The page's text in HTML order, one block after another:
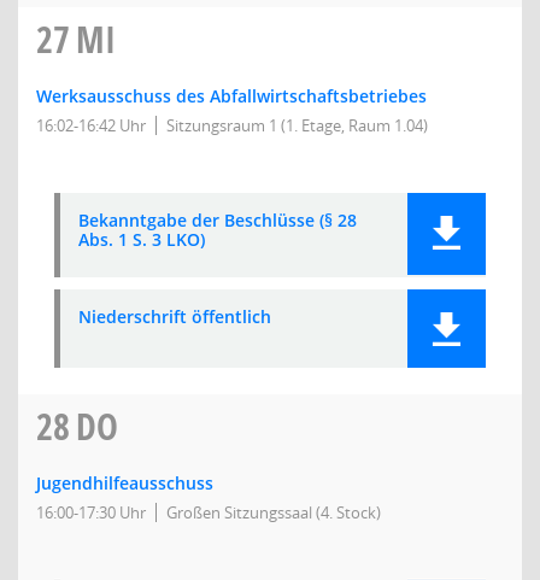
27MI
Werksausschuss des Abfallwirtschaftsbetriebes
16:02-16:42 Uhr Sitzungsraum 1 (1. Etage, Raum 1.04)
Bekanntgabe der Beschlüsse (§ 28
Abs. 1 S. 3 LKO)
Niederschrift öffentlich
28DO
Jugendhilfeausschuss
16:00-17:30 Uhr Großen Sitzungssaal (4. Stock)